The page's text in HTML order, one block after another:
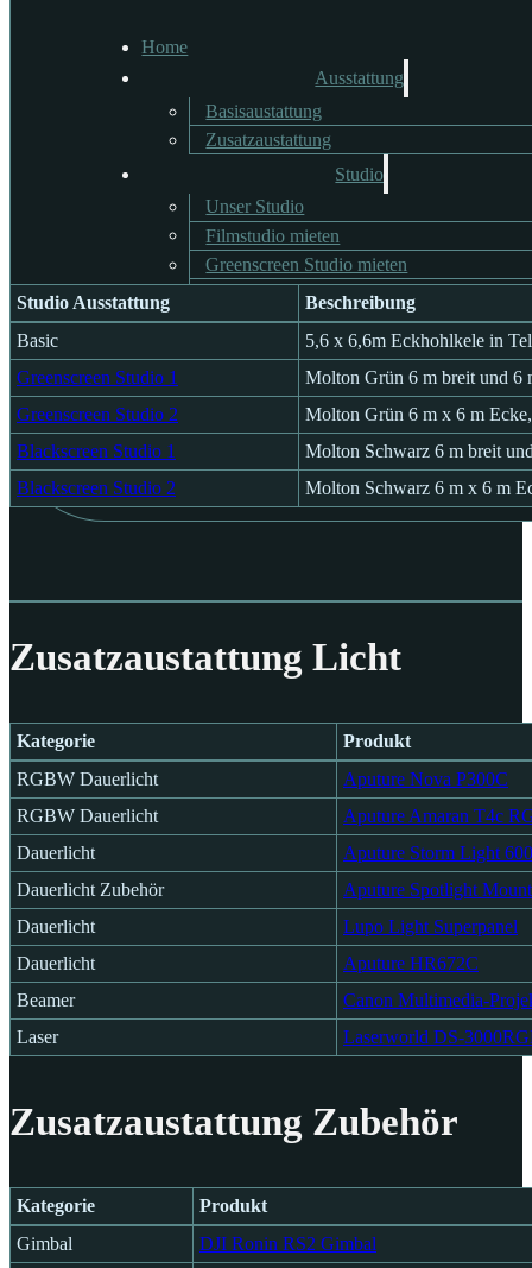
Home
Ausstattung
Basisaustattung
Zusatzaustattung
Studio
Unser Studio
Filmstudio mieten
Greenscreen Studio mieten
Blackscreen Studio mieten
Fotostudio mieten
Vortragssaal mieten
Preise
Kundenprojekte
FAQ
Kontakt
Buchungsanfrage
Foto- und Filmstudio
Hier findest du alle Preise unseres Foto- und Filmstudios. Mit
Alle Preise sind inklusive MwSt.
Studio Ausstattung
Beschreibung
Studio Ausstattung
Beschreibung
Basic
5,6 x 6,6m Eckhohlkele in
Greenscreen Studio 1
Molton Grün 6 m breit und 6
Greenscreen Studio 2
Molton Grün 6 m x 6 m
Blackscreen Studio 1
Molton Schwarz 6 m breit
Blackscreen Studio 2
Molton Schwarz 6 m x 6 m
Zusatzaustattung Licht
Kategorie
Produkt
Kategorie
Produkt
RGBW Dauerlicht
Aputure Nova P300C
RGBW Dauerlicht
Aputure Amaran T4c
Dauerlicht
Aputure Storm Light
Dauerlicht Zubehör
Aputure Spotlight
Dauerlicht
Lupo Light Superpanel
Dauerlicht
Aputure HR672C
Beamer
Canon Multimedia-
Laser
Laserworld DS-
Zusatzaustattung Zubehör
Kategorie
Produkt
Kategorie
Produkt
Gimbal
DJI Ronin RS2 Gimbal